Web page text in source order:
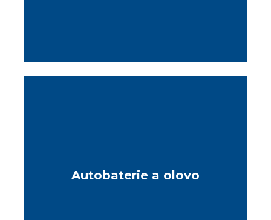
Autobaterie a olovo